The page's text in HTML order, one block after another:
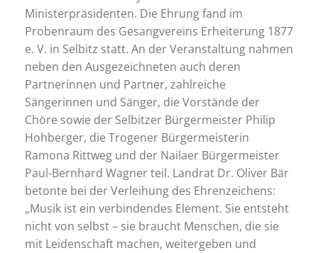
Ministerpräsidenten. Die Ehrung fand im
Probenraum des Gesangvereins Erheiterung 1877
e. V. in Selbitz statt. An der Veranstaltung nahmen
neben den Ausgezeichneten auch deren
Partnerinnen und Partner, zahlreiche
Sängerinnen und Sänger, die Vorstände der
Chöre sowie der Selbitzer Bürgermeister Philip
Hohberger, die Trogener Bürgermeisterin
Ramona Rittweg und der Nailaer Bürgermeister
Paul-Bernhard Wagner teil. Landrat Dr. Oliver Bär
betonte bei der Verleihung des Ehrenzeichens:
„Musik ist ein verbindendes Element. Sie entsteht
nicht von selbst – sie braucht Menschen, die sie
mit Leidenschaft machen, weitergeben und